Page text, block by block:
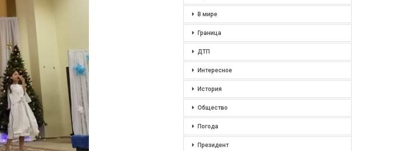
В мире
Граница
ДТП
Интересное
История
Общество
Погода
Президент